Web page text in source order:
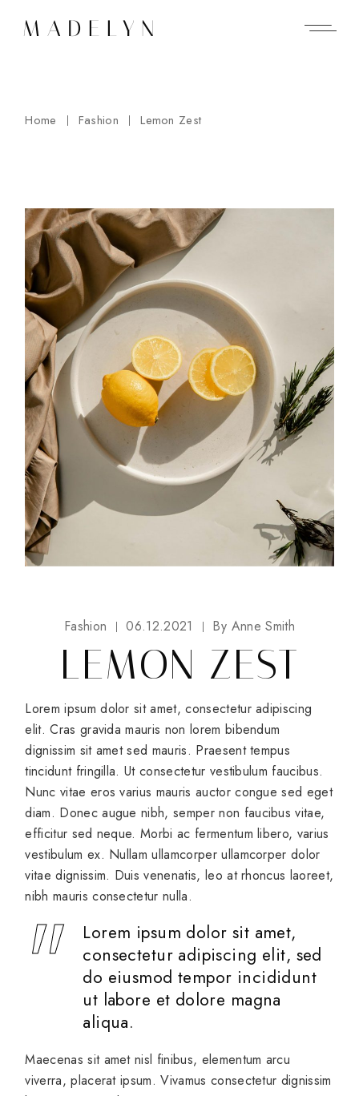
Home Fashion Lemon Zest
Fashion 06.12.2021 By Anne Smith
LEMON ZEST
Lorem ipsum dolor sit amet, consectetur adipiscing
elit. Cras gravida mauris non lorem bibendum
dignissim sit amet sed mauris. Praesent tempus
tincidunt fringilla. Ut consectetur vestibulum faucibus.
Nunc vitae eros varius mauris auctor congue sed eget
diam. Donec augue nibh, semper non faucibus vitae,
efficitur sed neque. Morbi ac fermentum libero, varius
vestibulum ex. Nullam ullamcorper ullamcorper dolor
vitae dignissim. Duis venenatis, leo at rhoncus laoreet,
nibh mauris consectetur nulla.
Lorem ipsum dolor sit amet,
consectetur adipiscing elit, sed
do eiusmod tempor incididunt
ut labore et dolore magna
aliqua.
Maecenas sit amet nisl finibus, elementum arcu
viverra, placerat ipsum. Vivamus consectetur dignissim